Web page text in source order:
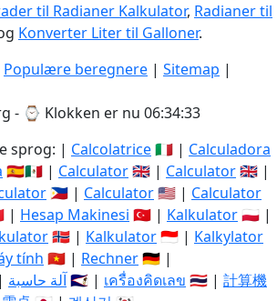
til Radianer Kalkulator, Radianer til
Konverter Liter til Galloner.
Populære beregnere | Sitemap |
- ⌚ Klokken er nu 06:34:34
sprog: | Calcolatrice🇮🇹 | Calculadora
🇪🇸🇲🇽 | Calculator🇬🇧 | Calculator🇬🇧 |
🇵🇭 | Calculator🇺🇸 | Calculator
| Hesap Makinesi 🇹🇷 | Kalkulator🇵🇱 |
🇳🇴 | Kalkulator🇮🇩 | Kalkylator
tính 🇻🇳 | Rechner🇩🇪 |
آلة حاسبة🇸🇦 | เครื่องคิดเลข 🇹🇭 | 計算機